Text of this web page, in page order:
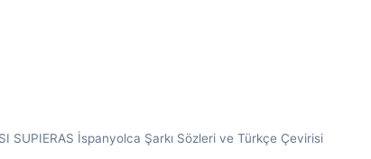
SUPIERAS İspanyolca Şarkı Sözleri ve Türkçe Çevirisi